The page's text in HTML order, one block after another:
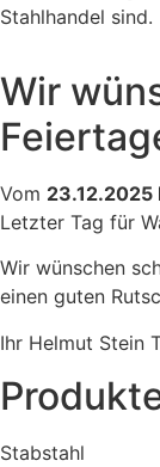
Stahlhandel sind.
Wir
Vom 23.12.2025
Letzter Tag für
Wir wünschen
einen guten
Ihr Helmut Stein
Stabstahl